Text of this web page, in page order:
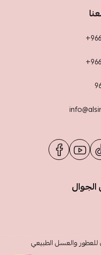
للعطور والعسل الطبيعي